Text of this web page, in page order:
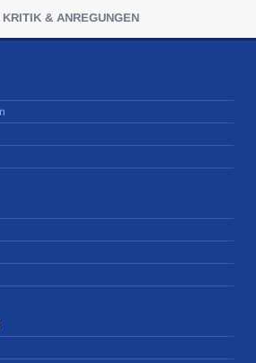
& ANREGUNGEN